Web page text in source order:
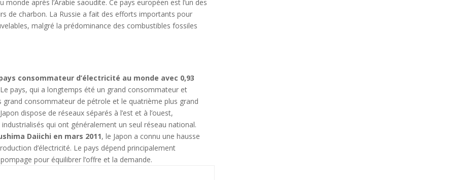
monde après l’Arabie saoudite. Ce pays européen est l’un des
de charbon. La Russie a fait des efforts importants pour
malgré la prédominance des combustibles fossiles
consommateur d’électricité au monde avec 0,93
pays, qui a longtemps été un grand consommateur et
grand consommateur de pétrole et le quatrième plus grand
dispose de réseaux séparés à l’est et à l’ouest,
qui ont généralement un seul réseau national.
Daiichi en mars 2011, le Japon a connu une hausse
d’électricité. Le pays dépend principalement
pour équilibrer l’offre et la demande.